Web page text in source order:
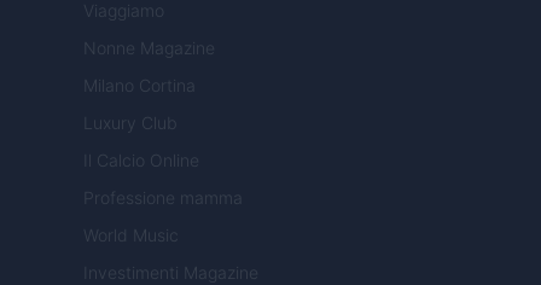
Viaggiamo
Nonne Magazine
Milano Cortina
Luxury Club
Il Calcio Online
Professione mamma
World Music
Investimenti Magazine